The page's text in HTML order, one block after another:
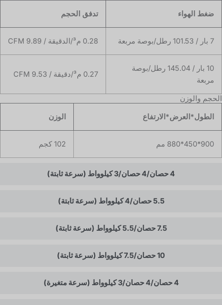
4 حصان/4 حصان/3 كيلوواط (سرعة ثابتة)
5.5 حصان/4 كيلوواط (سرعة ثابتة)
7.5 حصان/5.5 كيلوواط (سرعة ثابتة)
10 حصان/7.5 كيلوواط (سرعة ثابتة)
4 حصان/4 حصان/3 كيلوواط (سرعة متغيرة)
ضغط الهواء تدفق الحجم
7 بار / 101.53 رطل/بوصة مربعة 0.28 م³/الدقيقة / 9.89 CFM
10 بار / 145.04 رطل/بوصة
مربعة
0.27 م³/دقيقة / 9.53 CFM
الحجم والوزن
الطول*العرض*الارتفاع الوزن
900*450*880 مم 102 كجم